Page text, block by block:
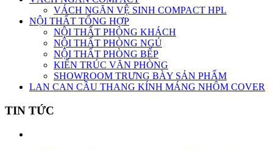
VÁCH NGĂN VỆ SINH COMPACT HPL
NỘI THẤT TỔNG HỢP
NỘI THẤT PHÒNG KHÁCH
NỘI THẤT PHÒNG NGỦ
NỘI THẤT PHÒNG BẾP
KIẾN TRÚC VĂN PHÒNG
SHOWROOM TRƯNG BÀY SẢN PHẨM
LAN CAN CẦU THANG KÍNH MÁNG NHÔM COVER
TIN TỨC